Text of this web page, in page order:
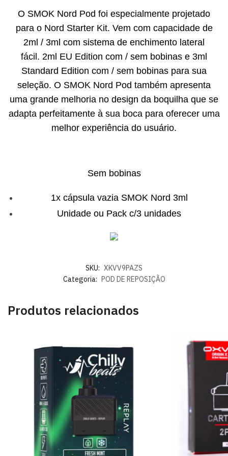
O SMOK Nord Pod foi especialmente projetado
para o Nord Starter Kit. Vem com capacidade de
2ml / 3ml com sistema de enchimento lateral
fácil. 2ml EU Edition com / sem bobinas e 3ml
Standard Edition com / sem bobinas para sua
seleção. O SMOK Nord Pod também apresenta
uma grande melhoria no design da boquilha que se
adapta perfeitamente à sua boca para oferecer uma
melhor experiência do usuário.
Sem bobinas
1x cápsula vazia SMOK Nord 3ml
Unidade ou Pack c/3 unidades
SKU: XKVV9PAZS
Categoria: POD DE REPOSIÇÃO
Produtos relacionados